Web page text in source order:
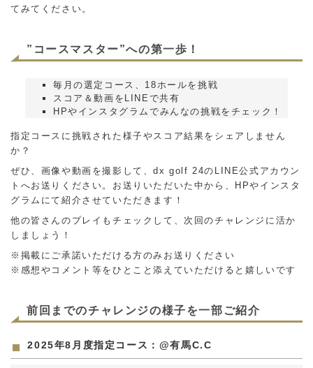
てみてください。
”コースマスター”への第一歩！
毎月の選定コース、18ホールを挑戦
スコア＆動画をLINEで共有
HPやインスタグラムでみんなの挑戦をチェック！
指定コースに挑戦された様子やスコア結果をシェアしません
か？
ぜひ、画像や動画を撮影して、dx golf 24のLINE公式アカウン
トへお送りください。お送りいただいた中から、HPやインスタ
グラムにて紹介させていただきます！
他の皆さんのプレイもチェックして、次回のチャレンジに活か
しましょう！
※掲載にご承諾いただける方のみお送りください
※感想やコメント等をひとこと添えていただけると嬉しいです
前回までのチャレンジの様子を一部ご紹介
2025年8月度指定コース： @有馬C.C